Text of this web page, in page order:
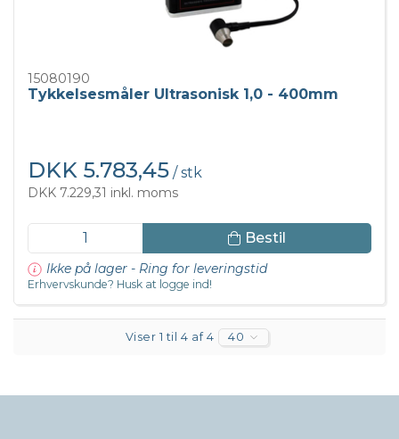
15080190
Tykkelsesmåler Ultrasonisk 1,0 - 400mm
DKK 5.783,45 / stk
DKK 7.229,31 inkl. moms
Bestil
Ikke på lager - Ring for leveringstid
Erhvervskunde? Husk at logge ind!
Viser 1 til 4 af 4 40